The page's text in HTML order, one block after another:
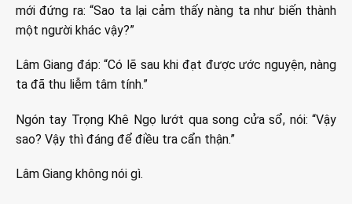
mới đứng ra: “Sao ta lại cảm thấy nàng ta như biến thành
một người khác vậy?”
Lâm Giang đáp: “Có lẽ sau khi đạt được ước nguyện, nàng
ta đã thu liễm tâm tính.”
Ngón tay Trọng Khê Ngọ lướt qua song cửa sổ, nói: “Vậy
sao? Vậy thì đáng để điều tra cẩn thận.”
Lâm Giang không nói gì.